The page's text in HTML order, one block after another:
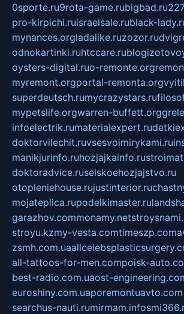
0sporte.ru9rota-game.rubigbad.ru
pro-kirpichi.ruisraelsale.rublack-
mynances.orgladalike.ruzozor.ru
odnokartinki.ruhtccare.ru
oysters-digital.ruo-remonte.org
myremont.orgportal-remonta.org
superdeutsch.rumycrazystars.ru
mypetslife.orgwarren-buffett.org
infoelectrik.rumaterialexpert.ru
doktorvilechit.ruvsesvoimirykami.ru
manikjurinfo.ruhozjajkainfo.ru
doktoradvice.ruselskoehozjajstvo.ru
otopleniehouse.rujustinterior.ru
mojateplica.rupodelkimaster.ru
garazhov.commonamy.net
stroyu.kzmy-vesta.comtimeszp.com
zsmh.com.ua
all-tattoos-for-men.compoisk-
best-radio.com.uaost-
euroshiny.com.uaporemontuavto.com
searchus-nauti.rumirmam.info